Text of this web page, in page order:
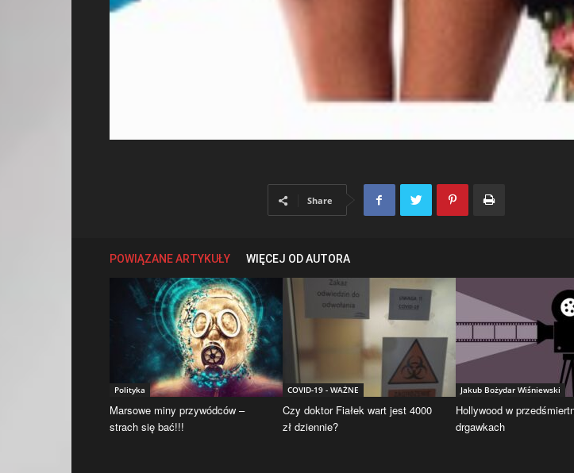
Share
POWIĄZANE ARTYKUŁY WIĘCEJ OD AUTORA
Polityka
Marsowe miny przywódców –
strach się bać!!!
COVID-19 - WAŻNE
Czy doktor Fiałek wart jest 4000
zł dziennie?
Jakub Bożydar Wiśniewski
Hollywood w
drgawkach